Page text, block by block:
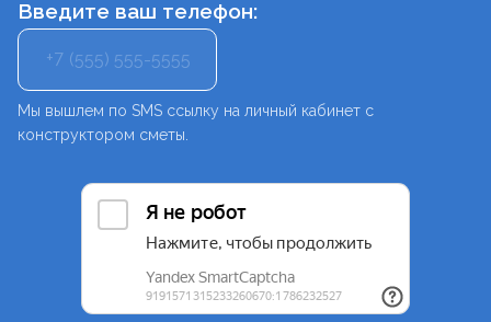
Введите ваш телефон:
+7
Мы вышлем по SMS ссылку на личный кабинет с
конструктором сметы.